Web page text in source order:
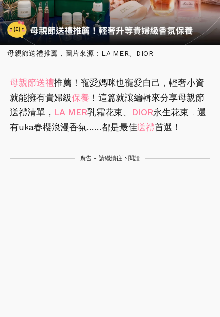
母親節送禮推薦，圖片來源：LA MER、DIOR
母親節送禮推薦！寵愛媽咪也寵愛自己，輕奢小資
就能擁有貴婦級保養 ！這篇就讓編輯來分享母親節
送禮清單， LA MER乳霜花束、 DIOR永生花束，還
有uka春櫻浪漫香氛……都是最佳送禮首選！
廣告 - 請繼續往下閱讀